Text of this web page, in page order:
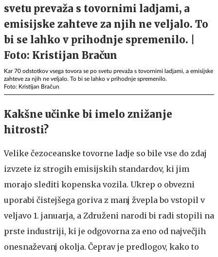
Kar 70 odstotkov vsega tovora se po svetu prevaža s tovornimi ladjami, a emisijske
zahteve za njih ne veljalo. To bi se lahko v prihodnje spremenilo.
Foto: Kristijan Bračun
Kakšne učinke bi imelo znižanje
hitrosti?
Velike čezoceanske tovorne ladje so bile vse do zdaj
izvzete iz strogih emisijskih standardov, ki jim
morajo slediti kopenska vozila. Ukrep o obvezni
uporabi čistejšega goriva z manj žvepla bo vstopil v
veljavo 1. januarja, a Združeni narodi bi radi stopili na
prste industriji, ki je odgovorna za eno od največjih
onesnaževanj okolja. Čeprav je predlogov, kako to